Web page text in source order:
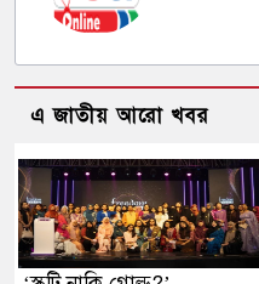
এ জাতীয় আরো খবর